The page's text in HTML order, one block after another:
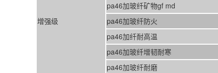
增强级
pa46加玻纤矿物gf md
pa46加玻纤防火
pa46加纤耐高温
pa46加玻纤增韧耐寒
pa46加玻纤耐磨